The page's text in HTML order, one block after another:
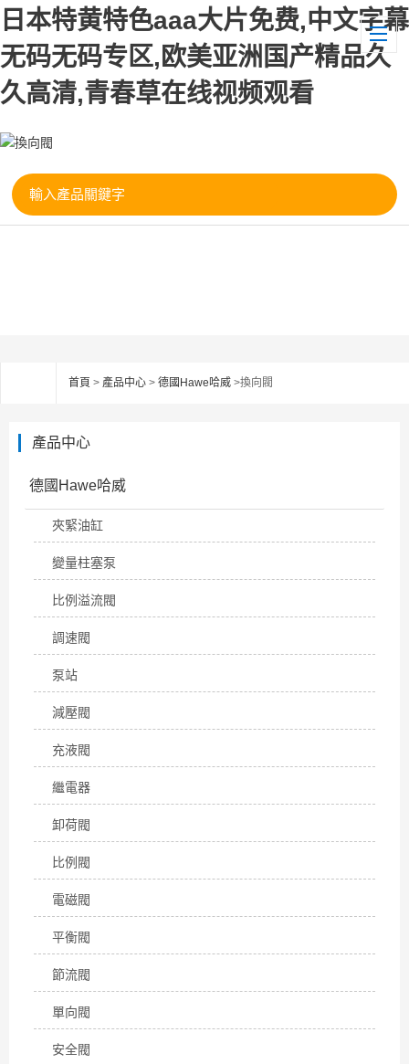
日本特黄特色aaa大片免费,中文字幕
无码无码专区,欧美亚洲国产精品久
久高清,青春草在线视频观看
首頁 > 產品中心 > 德國Hawe哈威 >換向閥
產品中心
德國Hawe哈威
夾緊油缸
變量柱塞泵
比例溢流閥
調速閥
泵站
減壓閥
充液閥
繼電器
卸荷閥
比例閥
電磁閥
平衡閥
節流閥
單向閥
安全閥